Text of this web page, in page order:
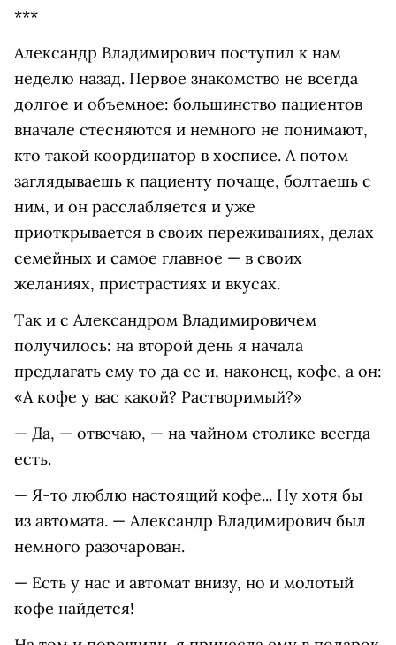
***
Александр Владимирович поступил к нам
неделю назад. Первое знакомство не всегда
долгое и объемное: большинство пациентов
вначале стесняются и немного не понимают,
кто такой координатор в хосписе. А потом
заглядываешь к пациенту почаще, болтаешь с
ним, и он расслабляется и уже
приоткрывается в своих переживаниях, делах
семейных и самое главное — в своих
желаниях, пристрастиях и вкусах.
Так и с Александром Владимировичем
получилось: на второй день я начала
предлагать ему то да се и, наконец, кофе, а он:
«А кофе у вас какой? Растворимый?»
— Да, — отвечаю, — на чайном столике всегда
есть.
— Я-то люблю настоящий кофе... Ну хотя бы
из автомата. — Александр Владимирович был
немного разочарован.
— Есть у нас и автомат внизу, но и молотый
кофе найдется!